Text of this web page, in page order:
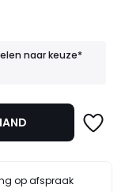
naar keuze*
op afspraak